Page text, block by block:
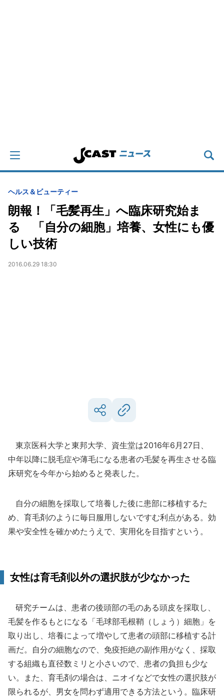
ヘルス＆ビューティー
朗報！「毛髪再生」へ臨床研究始ま
る 「自分の細胞」培養、女性にも優
しい技術
2016.06.29 18:30
東京医科大学と東邦大学、資生堂は2016年6月27日、
中年以降に脱毛症や薄毛になる患者の毛髪を再生させる臨
床研究を今年から始めると発表した。
自分の細胞を採取して培養した後に患部に移植するた
め、育毛剤のように毎日服用しないですむ利点がある。効
果や安全性を確かめたうえで、実用化を目指すという。
女性は育毛剤以外の選択肢が少なかった
研究チームは、患者の後頭部の毛のある頭皮を採取し、
毛髪を作るもとになる「毛球部毛根鞘（しょう）細胞」を
取り出し、培養によって増やして患者の頭部に移植する計
画だ。自分の細胞なので、免疫拒絶の副作用がなく、採取
する組織も直径数ミリと小さいので、患者の負担も少な
い。また、育毛剤の場合は、ニオイなどで女性の選択肢が
限られるが、男女を問わず適用できる方法という。臨床研